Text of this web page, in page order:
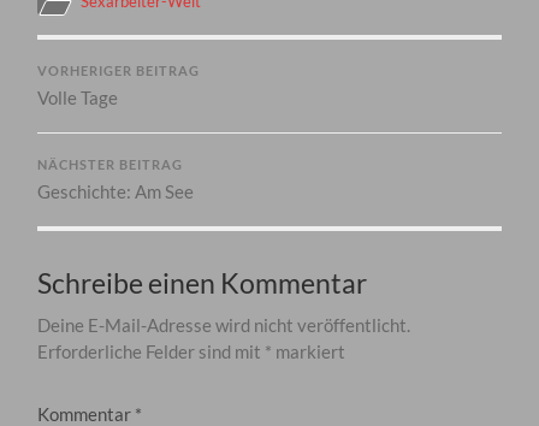
VORHERIGER BEITRAG
Volle Tage
NÄCHSTER BEITRAG
Geschichte: Am See
Schreibe einen Kommentar
Deine E-Mail-Adresse wird nicht veröffentlicht.
Erforderliche Felder sind mit * markiert
Kommentar *